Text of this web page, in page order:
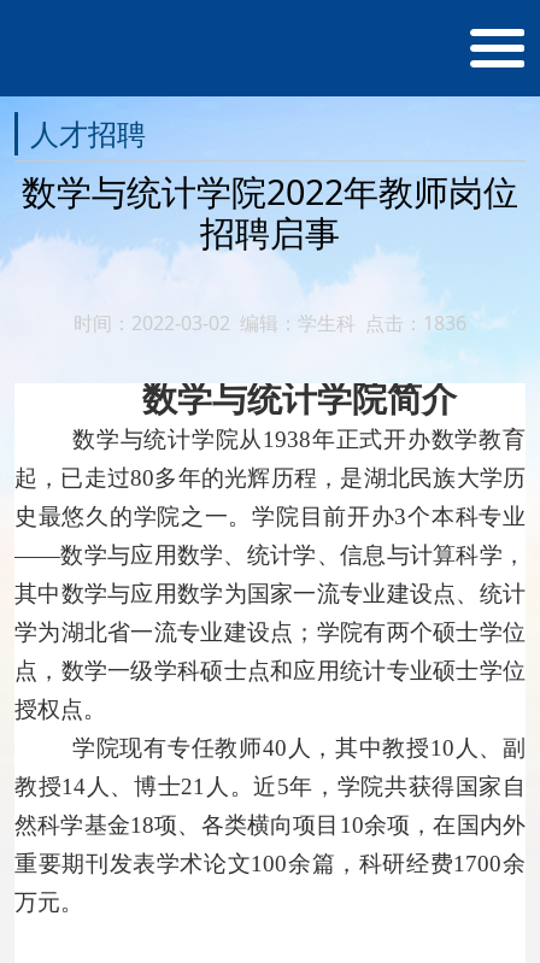
人才招聘
数学与统计学院2022年教师岗位
招聘启事
时间：2022-03-02 编辑：学生科 点击： 1836
数学与统计学院简介
数学与统计学院从1938年正式开办数学教育
起，已走过80多年的光辉历程，是湖北民族大学历
史最悠久的学院之一。学院目前开办3个本科专业
——数学与应用数学、统计学、信息与计算科学，
其中数学与应用数学为国家一流专业建设点、统计
学为湖北省一流专业建设点；学院有两个硕士学位
点，数学一级学科硕士点和应用统计专业硕士学位
授权点。
学院现有专任教师40 人，其中教授10 人、副
教授14 人、博士21人。近5年，学院共获得国家自
然科学基金18项、各类横向项目 10余项，在国内外
重要期刊发表学术论文100余篇，科研经费1 700余
万元。